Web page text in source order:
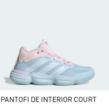
PANTOFI DE INTERIOR COURT